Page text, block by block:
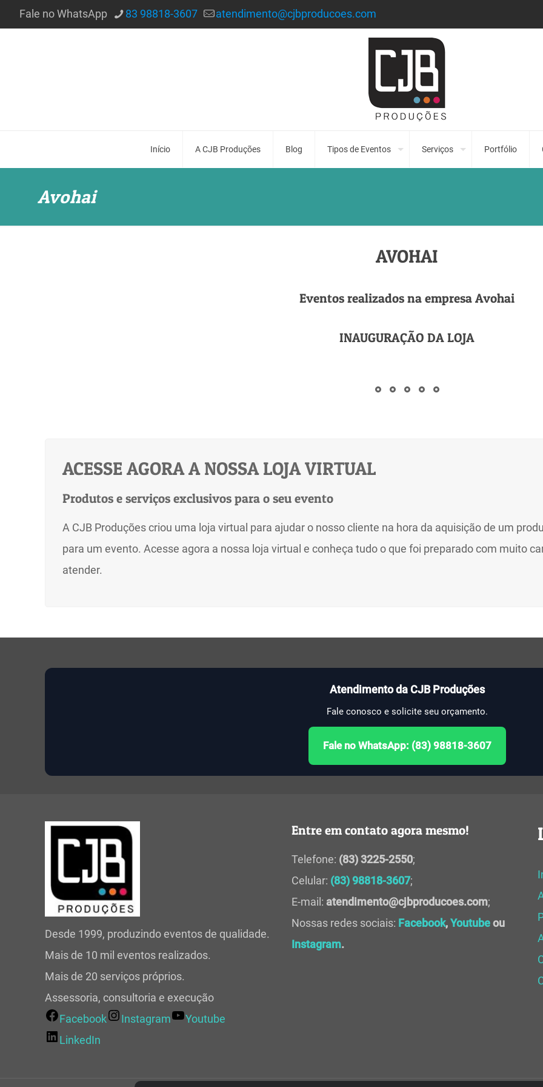
Fale no WhatsApp 83 98818-3607 atendimento@cjbproducoes.com
Início A CJB Produções Blog Tipos de Eventos Serviços Portfólio
Avohai
AVOHAI
Eventos realizados na empresa Avohai
INAUGURAÇÃO DA LOJA
ACESSE AGORA A NOSSA LOJA VIRTUAL
Produtos e serviços exclusivos para o seu evento
A CJB Produções criou uma loja virtual para ajudar o nosso cliente na hora da aquisição de um
para um evento. Acesse agora a nossa loja virtual e conheça tudo o que foi preparado com muito
atender.
Atendimento da CJB Produções
Fale conosco e solicite seu orçamento.
Fale no WhatsApp: (83) 98818-3607
Desde 1999, produzindo eventos de qualidade.
Mais de 10 mil eventos realizados.
Mais de 20 serviços próprios.
Assessoria, consultoria e execução
Facebook
Instagram
Youtube
LinkedIn
Entre em contato agora mesmo!
Telefone: (83) 3225-2550;
Celular: (83) 98818-3607;
E-mail: atendimento@cjbproducoes.com;
Nossas redes sociais: Facebook,Youtubeou
Instagram.